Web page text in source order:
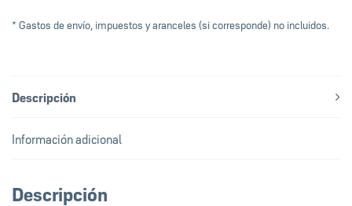
* Gastos de envío, impuestos y aranceles (si corresponde) no incluidos.
Descripción
Información adicional
Descripción